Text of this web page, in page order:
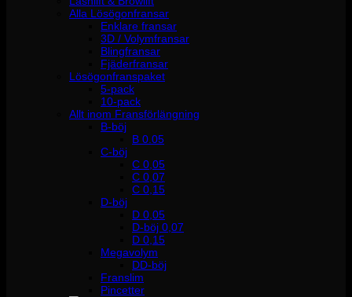
Alla Lösögonfransar
Enklare fransar
3D / Volymfransar
Blingfransar
Fjäderfransar
Lösögonfranspaket
5-pack
10-pack
Allt inom Fransförlängning
B-böj
B 0.05
C-böj
C 0,05
C 0,07
C 0,15
D-böj
D 0,05
D-böj 0,07
D 0,15
Megavolym
DD-böj
Franslim
Pincetter